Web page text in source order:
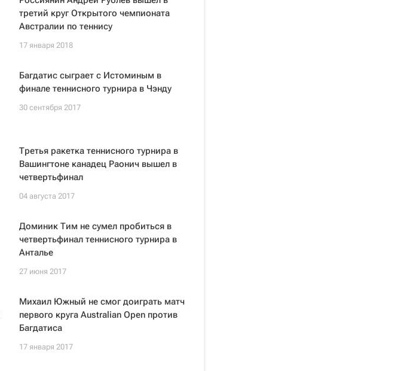
третий круг Открытого чемпионата
Австралии по теннису
17 января 2018
Багдатис сыграет с Истоминым в
финале теннисного турнира в Чэнду
30 сентября 2017
Третья ракетка теннисного турнира в
Вашингтоне канадец Раонич вышел в
четвертьфинал
04 августа 2017
Доминик Тим не сумел пробиться в
четвертьфинал теннисного турнира в
Анталье
27 июня 2017
Михаил Южный не смог доиграть матч
первого круга Australian Open против
Багдатиса
17 января 2017